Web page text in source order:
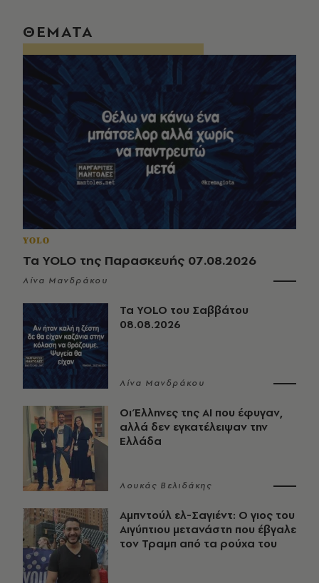
ΘΕΜΑΤΑ
YOLO
Τα YOLO της Παρασκευής 07.08.2026
Λίνα Μανδράκου
Τα YOLO του Σαββάτου
08.08.2026
Λίνα Μανδράκου
Οι Έλληνες της ΑΙ που έφυγαν,
αλλά δεν εγκατέλειψαν την
Ελλάδα
Λουκάς Βελιδάκης
Αμπντούλ ελ-Σαγιέντ: Ο γιος του
Αιγύπτιου μετανάστη που έβγαλε
τον Τραμπ από τα ρούχα του